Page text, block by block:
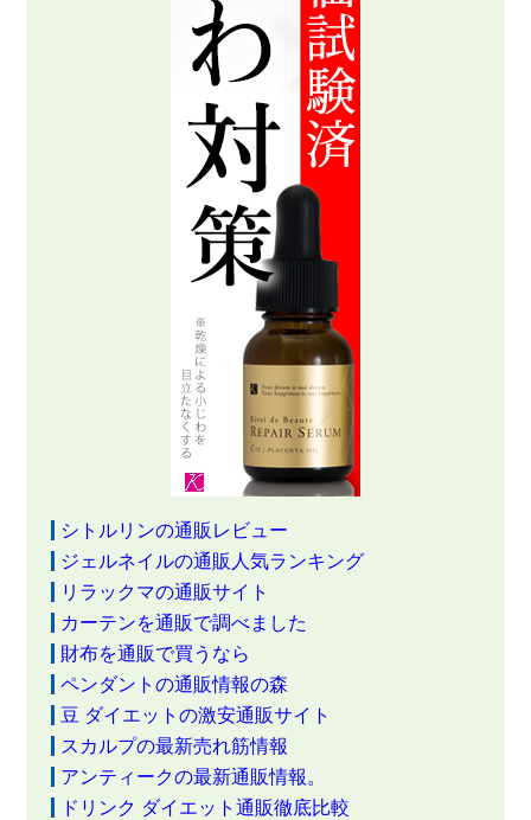
シトルリンの通販レビュー
ジェルネイルの通販人気ランキング
リラックマの通販サイト
カーテンを通販で調べました
財布を通販で買うなら
ペンダントの通販情報の森
豆 ダイエットの激安通販サイト
スカルプの最新売れ筋情報
アンティークの最新通販情報。
ドリンク ダイエット通販徹底比較